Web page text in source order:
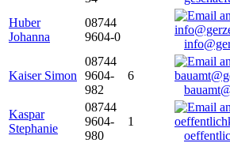
Huber
Johanna
08744
9604-0
Kaiser Simon
08744
9604-
982
6
Kaspar
Stephanie
08744
9604-
980
1